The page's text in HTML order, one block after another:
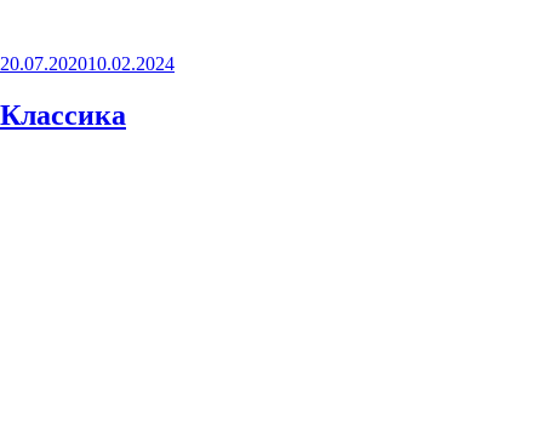
Опубликовано
20.07.202010.02.2024
Классика